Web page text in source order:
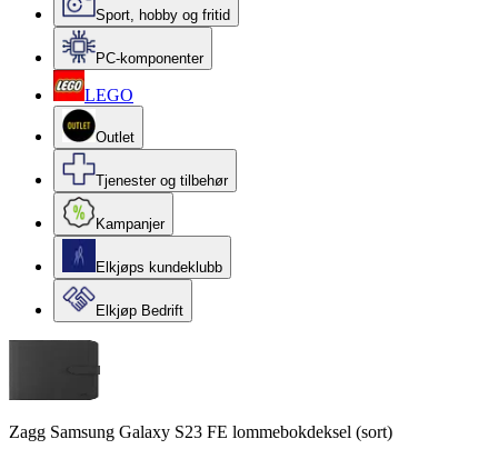
Sport, hobby og fritid
PC-komponenter
LEGO
Outlet
Tjenester og tilbehør
Kampanjer
Elkjøps kundeklubb
Elkjøp Bedrift
Zagg Samsung Galaxy S23 FE lommebokdeksel (sort)